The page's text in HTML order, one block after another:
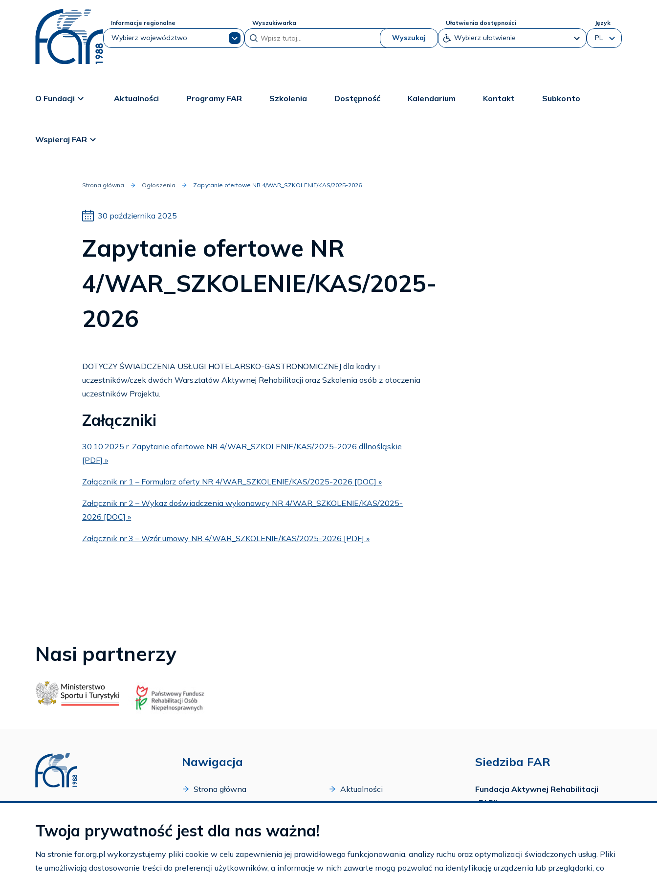
Informacje regionalne Wyszukiwarka
Wyszukaj
Ułatwienia dostępności Język
O Fundacji Aktualności Programy FAR Szkolenia Dostępność Kalendarium Kontakt Subkonto
Wspieraj FAR
Strona główna Ogłoszenia Zapytanie ofertowe NR 4/WAR_SZKOLENIE/KAS/2025-2026
30 października 2025
Zapytanie ofertowe NR
4/WAR_SZKOLENIE/KAS/2025-
2026
DOTYCZY ŚWIADCZENIA USŁUGI HOTELARSKO-GASTRONOMICZNEJ dla kadry i
uczestników/czek dwóch Warsztatów Aktywnej Rehabilitacji oraz Szkolenia osób z otoczenia
uczestników Projektu.
Załączniki
30.10.2025 r. Zapytanie ofertowe NR 4/WAR_SZKOLENIE/KAS/2025-2026 dllnośląskie
[PDF] »
Załącznik nr 1 – Formularz oferty NR 4/WAR_SZKOLENIE/KAS/2025-2026 [DOC] »
Załącznik nr 2 – Wykaz doświadczenia wykonawcy NR 4/WAR_SZKOLENIE/KAS/2025-
2026 [DOC] »
Załącznik nr 3 – Wzór umowy NR 4/WAR_SZKOLENIE/KAS/2025-2026 [PDF] »
Nasi partnerzy
Profil FAR w serwisie Youtube
Profil FAR w serwisie Instagram
Nawigacja
Strona główna
O Fundacji
Zakończone programy
Kontakt
Aktualności
Dostępność
Siedziba FAR
Fundacja Aktywnej Rehabilitacji
„FAR”
tel./fax:22 651 88 02
tel.:22 651 88 03
Twoja prywatność jest dla nas ważna!
Na stronie far.org.pl wykorzystujemy pliki cookie w celu zapewnienia jej prawidłowego funkcjonowania, analizy ruchu oraz optymalizacji świadczonych usług. Pliki
te umożliwiają dostosowanie treści do preferencji użytkowników, a informacje w nich zawarte mogą pozwalać na identyfikację urządzenia lub przeglądarki, co